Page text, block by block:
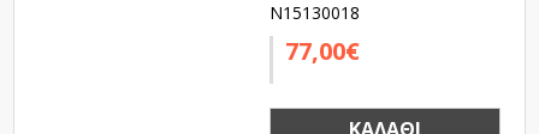
N15130018
77,00€